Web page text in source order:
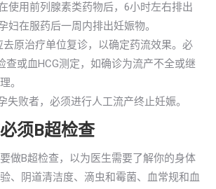
使用前列腺素类药物后，6小时左右排出
妇在服药后一周内排出妊娠物。
去原治疗单位复诊，以确定药流效果。必
查或血HCG测定，如确诊为流产不全或继
。
失败者，必须进行人工流产终止妊娠。
须B超检查
做B超检查，以为医生需要了解你的身体
、阴道清洁度、滴虫和霉菌、血常规和血